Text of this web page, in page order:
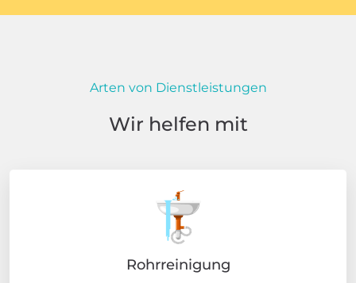
Arten von Dienstleistungen
Wir helfen mit
Rohrreinigung